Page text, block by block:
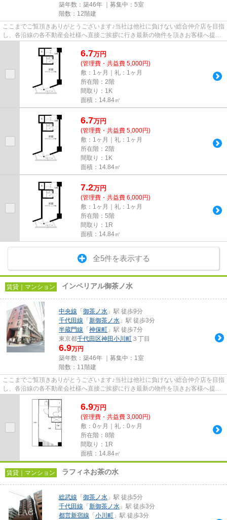
築年数：築46年 ｜募集中： 5室
階数：12階建
ここまでご覧頂きありがとうございます♪当社は他社に負けない総合仲介店を目指
し、各沿線の各不動産会社様へ直接ご挨拶に行き最新の物件を頂きお客様へ提供
6.7万円
(管理費・共益費 5,000円)
敷：1ヶ月｜礼：1ヶ月
所在階：2階
間取り：1K
面積：14.84㎡
6.7万円
(管理費・共益費 5,000円)
敷：1ヶ月｜礼：1ヶ月
所在階：2階
間取り：1K
面積：14.84㎡
7.2万円
(管理費・共益費 6,000円)
敷：1ヶ月｜礼：1ヶ月
所在階：5階
間取り：1R
面積：14.84㎡
全5件を表示する
賃貸｜マンション インペリアル御茶ノ水
中央線 「 御茶ノ水 」駅 徒歩9分
千代田線 「 新御茶ノ水 」駅 徒歩3分
半蔵門線 「 神保町 」駅 徒歩7分
東京都千代田区神田小川町 ３丁目
6.9万円
築年数：築46年 ｜募集中： 1室
階数：11階建
ここまでご覧頂きありがとうございます♪当社は他社に負けない総合仲介店を目指
し、各沿線の各不動産会社様へ直接ご挨拶に行き最新の物件を頂きお客様へ提供
6.9万円
(管理費・共益費 3,000円)
敷：0ヶ月｜礼：0ヶ月
所在階：8階
間取り：1R
面積：14.84㎡
賃貸｜マンション ラフィネお茶の水
総武線 「 御茶ノ水 」駅 徒歩5分
千代田線 「 新御茶ノ水 」駅 徒歩3分
都営新宿線 「 小川町 」駅 徒歩3分